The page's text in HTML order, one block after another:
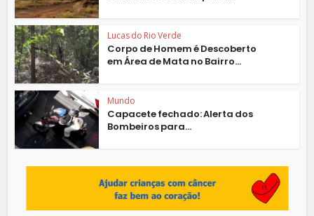
Lucas do Rio Verde
Corpo de Homem é Descoberto
em Área de Mata no Bairro...
Mundo
Capacete fechado: Alerta dos
Bombeiros para...